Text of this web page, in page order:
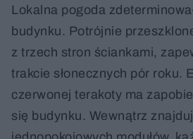
Lokalna pogoda
budynku. Potrójnie
z trzech stron ściankami,
trakcie słonecznych pór roku.
czerwonej terakoty ma
się budynku. Wewnątrz